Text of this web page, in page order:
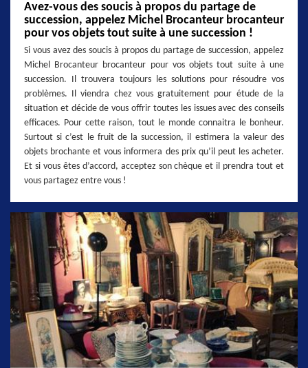
Avez-vous des soucis à propos du partage de
succession, appelez Michel Brocanteur brocanteur
pour vos objets tout suite à une succession !
Si vous avez des soucis à propos du partage de succession, appelez
Michel Brocanteur brocanteur pour vos objets tout suite à une
succession. Il trouvera toujours les solutions pour résoudre vos
problèmes. Il viendra chez vous gratuitement pour étude de la
situation et décide de vous offrir toutes les issues avec des conseils
efficaces. Pour cette raison, tout le monde connaitra le bonheur.
Surtout si c’est le fruit de la succession, il estimera la valeur des
objets brochante et vous informera des prix qu’il peut les acheter.
Et si vous êtes d’accord, acceptez son chèque et il prendra tout et
vous partagez entre vous !